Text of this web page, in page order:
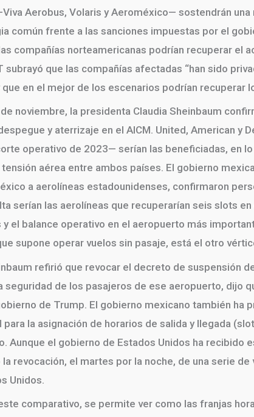
Aerobus, Volaris y Aeroméxico— sostendrán
común frente a las sanciones impuestas por el
compañías norteamericanas podrían recuperar el
subrayó que las compañías afectadas “han sido
que en el mejor de los escenarios podrían recuperar
noviembre, la presidenta Claudia Sheinbaum
y aterrizaje en el AICM. United, American y
operativo de 2023— serían las beneficiadas, en
aérea entre ambos países. El gobierno
a aerolíneas estadounidenses, confirmaron
serían las aerolíneas que recuperarían seis slots
el balance operativo en el aeropuerto más
supone operar vuelos sin pasaje, está el otro
refirió que revocar el decreto de suspensión
seguridad de los pasajeros de ese aeropuerto, dijo
de Trump. El gobierno mexicano también ha
para la asignación de horarios de salida y llegada
Aunque el gobierno de Estados Unidos ha recibido
la revocación, el martes por la noche, de una serie
Unidos.
comparativo, se permite ver como las franjas